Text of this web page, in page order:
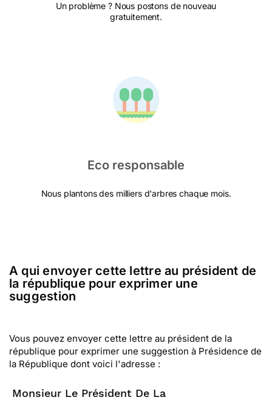
Un problème ? Nous postons de nouveau
gratuitement.
Eco responsable
Nous plantons des milliers d'arbres chaque mois.
A qui envoyer cette lettre au président de
la république pour exprimer une
suggestion
Vous pouvez envoyer cette lettre au président de la
république pour exprimer une suggestion à Présidence de
la République dont voici l'adresse :
Monsieur Le Président De La